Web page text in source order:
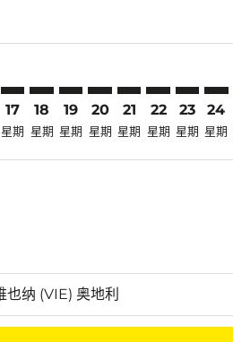
17
星期
18
星期
19
星期
20
星期
21
星期
22
星期
23
星期
24
星期